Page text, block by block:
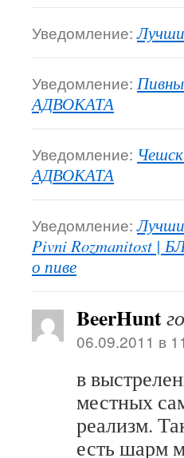
Уведомление:
Уведомление:
АДВОКАТА
Уведомление:
АДВОКАТА
Уведомление:
Pivni Rozmanitost |
о пиве
BeerHunt
06.09.2011 в
в
местных
реализм.
есть шарм